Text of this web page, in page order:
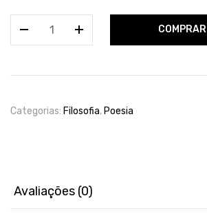
COMPRAR
Categorias: Filosofia, Poesia
Avaliações (0)